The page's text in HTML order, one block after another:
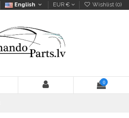
English EUR € Wishlist (0)
0